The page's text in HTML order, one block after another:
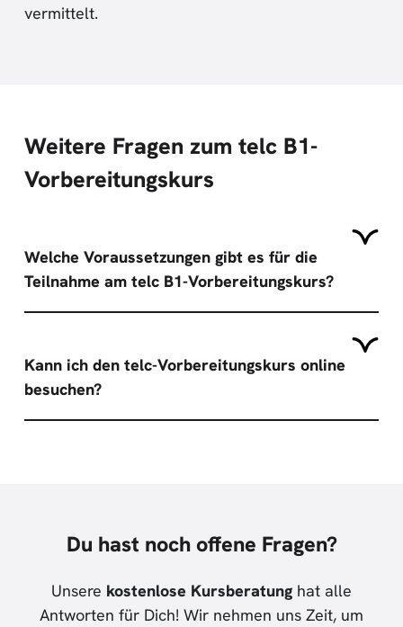
vermittelt.
Weitere Fragen zum telc B1-
Vorbereitungskurs
Welche Voraussetzungen gibt es für die
Teilnahme am telc B1-Vorbereitungskurs?
Kann ich den telc-Vorbereitungskurs online
besuchen?
Du hast noch offene Fragen?
Unsere kostenlose Kursberatung hat alle
Antworten für Dich! Wir nehmen uns Zeit, um